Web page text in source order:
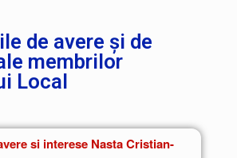
de avere și de
membrilor
Local
si interese Nasta Cristian-